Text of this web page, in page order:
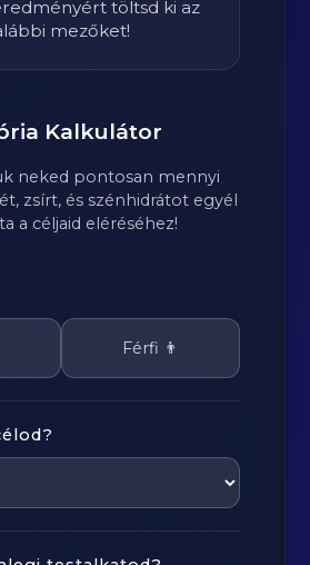
töltsd ki az
mezőket!
Kalkulátor
neked pontosan mennyi
zsírt, és szénhidrátot egyél
a céljaid eléréséhez!
Férfi 👨